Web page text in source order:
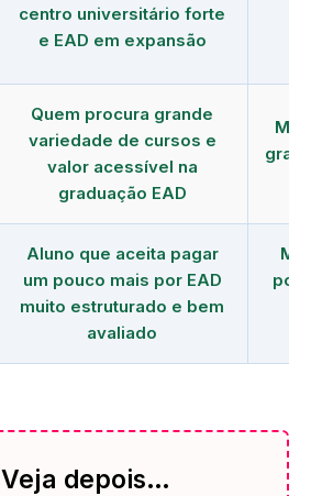
centro universitário forte
e EAD em expansão
Quem procura grande
variedade de cursos e
valor acessível na
graduação EAD
Aluno que aceita pagar
um pouco mais por EAD
muito estruturado e bem
avaliado
Veja depois…